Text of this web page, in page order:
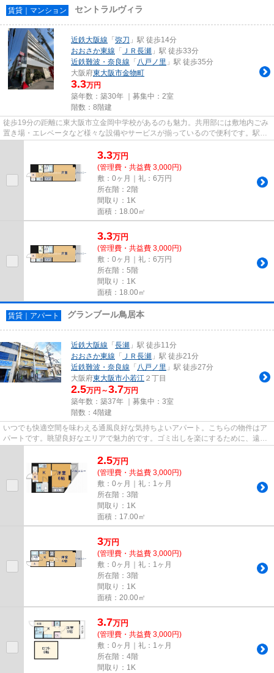
賃貸｜マンション セントラルヴィラ
近鉄大阪線 「弥刀 」駅 徒歩14分
おおさか東線 「 ＪＲ長瀬 」駅 徒歩33分
近鉄難波・奈良線 「 八戸ノ里 」駅 徒歩35分
大阪府東大阪市金物町
3.3万円
築年数：築30年 ｜募集中： 2室
階数：8階建
徒歩19分の距離に東大阪市立金岡中学校があるのも魅力。共用部には敷地内ごみ
置き場・エレベータなど様々な設備やサービスが揃っているので便利です。駅近
くに立地する物件で、徒歩14...
3.3万円
(管理費・共益費 3,000円)
敷：0ヶ月｜礼：6万円
所在階：2階
間取り：1K
面積：18.00㎡
3.3万円
(管理費・共益費 3,000円)
敷：0ヶ月｜礼：6万円
所在階：5階
間取り：1K
面積：18.00㎡
賃貸｜アパート グランブール鳥居本
近鉄大阪線 「長瀬 」駅 徒歩11分
おおさか東線 「 ＪＲ長瀬 」駅 徒歩21分
近鉄難波・奈良線 「 八戸ノ里 」駅 徒歩27分
大阪府東大阪市小若江 ２丁目
2.5万円～3.7万円
築年数：築37年 ｜募集中： 3室
階数：4階建
いつでも快適空間を味わえる通風良好な気持ちよいアパート。こちらの物件はア
パートです。眺望良好なエリアで魅力的です。ゴミ出しを楽にするために、遠く
まで行かずに済むゴミ置き場...
2.5万円
(管理費・共益費 3,000円)
敷：0ヶ月｜礼：1ヶ月
所在階：3階
間取り：1K
面積：17.00㎡
3万円
(管理費・共益費 3,000円)
敷：0ヶ月｜礼：1ヶ月
所在階：3階
間取り：1K
面積：20.00㎡
3.7万円
(管理費・共益費 3,000円)
敷：0ヶ月｜礼：1ヶ月
所在階：4階
間取り：1K